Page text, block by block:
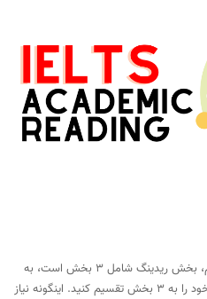
: همانطور که گفتیم، بخش ریدینگ شامل 3 بخش است، به
همین دلیل نیاز است که زمان خود را به 3 بخش تقسیم کنید. اینگونه نیاز